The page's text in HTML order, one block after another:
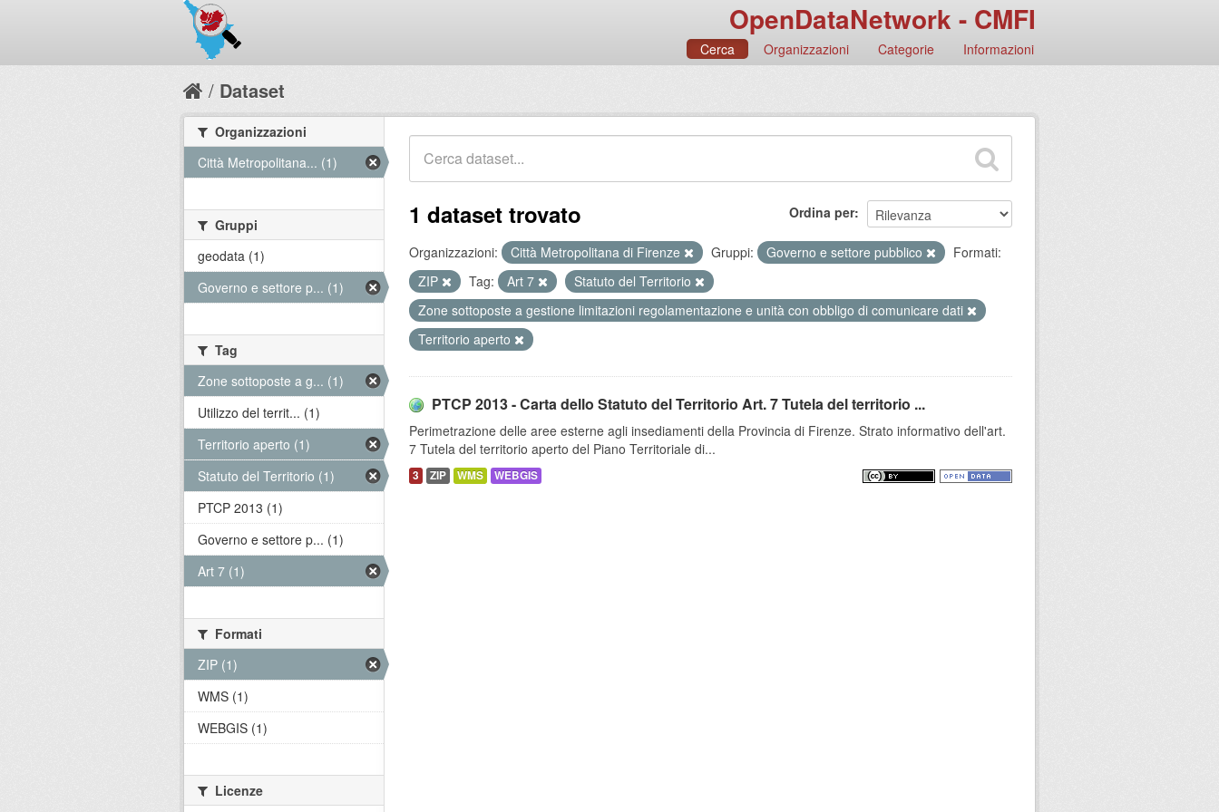
OpenDataNetwork - CMFI
Cerca Organizzazioni Categorie Informazioni
Dataset
Ordina per
1 dataset trovato
Organizzazioni: Città Metropolitana di Firenze Gruppi: Governo e settore pubblico
Formati:
ZIP
Tag: Art 7
Statuto del Territorio
Zone sottoposte a gestione limitazioni regolamentazione e unità con obbligo di comunicare dati
Territorio aperto
PTCP 2013 - Carta dello Statuto del Territorio Art. 7 Tutela del territorio ...
Perimetrazione delle aree esterne agli insediamenti della Provincia di Firenze. Strato informativo dell'art.
7 Tutela del territorio aperto del Piano Territoriale di...
3 ZIP WMS WEBGIS
Organizzazioni
Città Metropolitana... (1)
Gruppi
geodata (1)
Governo e settore p... (1)
Tag
Zone sottoposte a g... (1)
Utilizzo del territ... (1)
Territorio aperto (1)
Statuto del Territorio (1)
PTCP 2013 (1)
Governo e settore p... (1)
Art 7 (1)
Formati
ZIP (1)
WMS (1)
WEBGIS (1)
Licenze